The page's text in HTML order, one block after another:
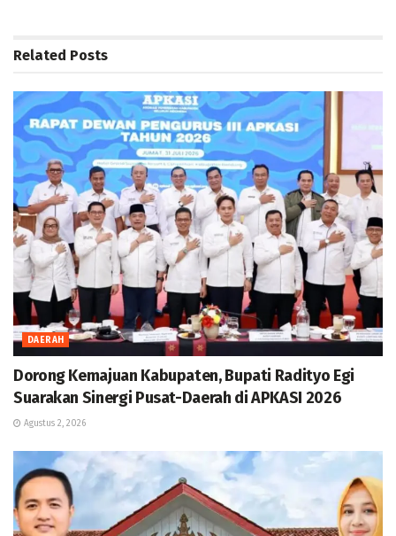
Related Posts
DAERAH
Dorong Kemajuan Kabupaten, Bupati Radityo Egi
Suarakan Sinergi Pusat-Daerah di APKASI 2026
Agustus 2, 2026